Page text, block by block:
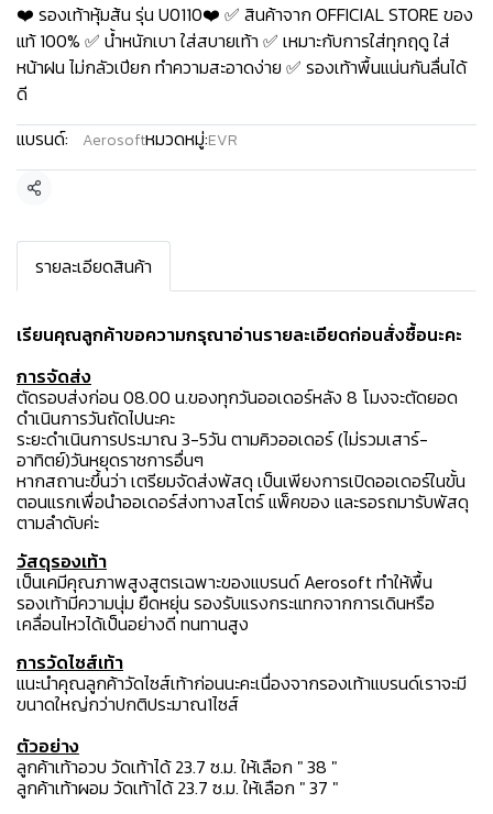
❤️ รองเท้าหุ้มส้น รุ่น U0110❤️ ✅ สินค้าจาก OFFICIAL STORE ของ
แท้ 100% ✅ น้ำหนักเบา ใส่สบายเท้า ✅ เหมาะกับการใส่ทุกฤดู ใส่
หน้าฝน ไม่กลัวเปียก ทำความสะอาดง่าย ✅ รองเท้าพื้นแน่นกันลื่นได้
ดี
แบรนด์:
Aerosoftหมวดหมู่:EVR
แชร์
รายละเอียดสินค้า
เรียนคุณลูกค้าขอความกรุณาอ่านรายละเอียดก่อนสั่งซื้อนะคะ️
การจัดส่ง
ตัดรอบส่งก่อน 08.00 น.ของทุกวันออเดอร์หลัง 8 โมงจะตัดยอด
ดำเนินการวันถัดไปนะคะ
ระยะดำเนินการประมาณ 3-5วัน ตามคิวออเดอร์ (ไม่รวมเสาร์-
อาทิตย์)วันหยุดราชการอื่นๆ
หากสถานะขึ้นว่า เตรียมจัดส่งพัสดุ เป็นเพียงการเปิดออเดอร์ในขั้น
ตอนแรกเพื่อนำออเดอร์ส่งทางสโตร์ แพ็คของ และรอรถมารับพัสดุ
ตามลำดับค่ะ
วัสดุรองเท้า
เป็นเคมีคุณภาพสูงสูตรเฉพาะของแบรนด์ Aerosoft ทำให้พื้น
รองเท้ามีความนุ่ม ยืดหยุ่น รองรับแรงกระแทกจากการเดินหรือ
เคลื่อนไหวได้เป็นอย่างดี ทนทานสูง
การวัดไซส์เท้า
แนะนำคุณลูกค้าวัดไซส์เท้าก่อนนะคะเนื่องจากรองเท้าแบรนด์เราจะมี
ขนาดใหญ่กว่าปกติประมาณ1ไซส์
ตัวอย่าง
ลูกค้าเท้าอวบ วัดเท้าได้ 23.7 ซ.ม. ให้เลือก " 38 "
ลูกค้าเท้าผอม วัดเท้าได้ 23.7 ซ.ม. ให้เลือก " 37 "